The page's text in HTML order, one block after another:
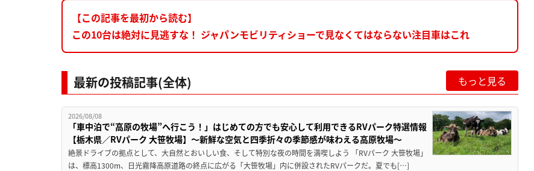
【この記事を最初から読む】
この10台は絶対に見逃すな！ ジャパンモビリティショーで見なくてはならない注目車はこれ
最新の投稿記事(全体) もっと見る
2026/08/08
「車中泊で“高原の牧場”へ行こう！」はじめての方でも安心して利用できるRVパーク特選情報
【栃木県／RVパーク 大笹牧場】～新鮮な空気と四季折々の季節感が味わえる高原牧場～
絶景ドライブの拠点として、大自然とおいしい食、そして特別な夜の時間を満喫しよう 「RVパーク 大笹牧場」
は、標高1300m、日光霧降高原道路の終点に広がる「大笹牧場」内に併設されたRVパークだ。夏でも[…]